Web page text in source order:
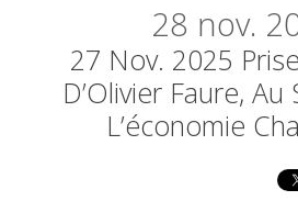
28 nov.
27 Nov. 2025
D’Olivier Faure,
L’économie